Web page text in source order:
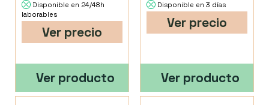
Disponible en 24/48h
laborables
Ver precio
Ver producto
Disponible en 3 días
Ver precio
Ver producto